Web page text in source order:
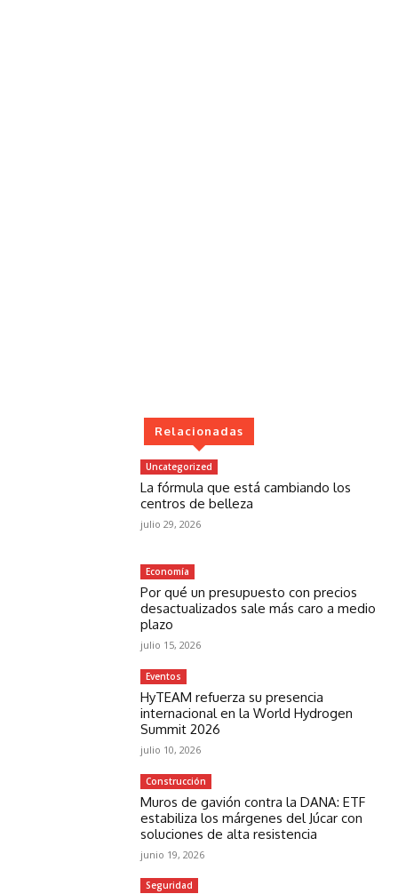
Relacionadas
Uncategorized
La fórmula que está cambiando los
centros de belleza
julio 29, 2026
Economía
Por qué un presupuesto con precios
desactualizados sale más caro a medio
plazo
julio 15, 2026
Eventos
HyTEAM refuerza su presencia
internacional en la World Hydrogen
Summit 2026
julio 10, 2026
Construcción
Muros de gavión contra la DANA: ETF
estabiliza los márgenes del Júcar con
soluciones de alta resistencia
junio 19, 2026
Seguridad